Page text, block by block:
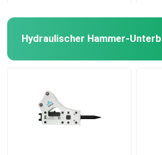
Produkte
Über uns
Hydraulischer Hammer-